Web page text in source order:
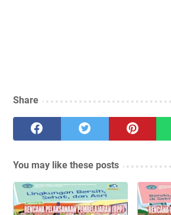
Share
You may like these posts